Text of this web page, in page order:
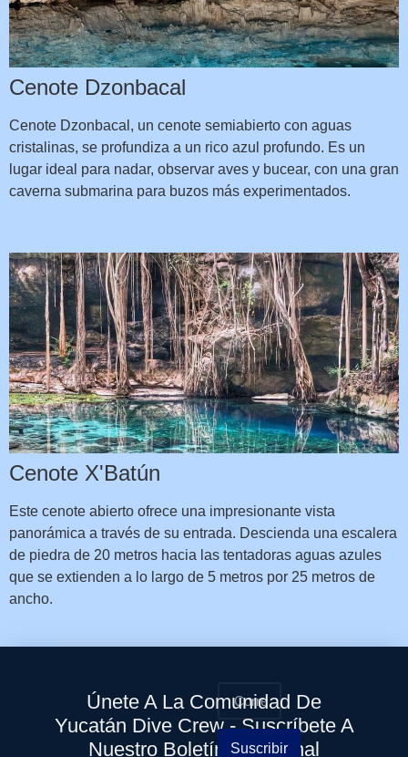
Cenote Dzonbacal
Cenote Dzonbacal, un cenote semiabierto con aguas
cristalinas, se profundiza a un rico azul profundo. Es un
lugar ideal para nadar, observar aves y bucear, con una gran
caverna submarina para buzos más experimentados.
Cenote X'Batún
Este cenote abierto ofrece una impresionante vista
panorámica a través de su entrada. Descienda una escalera
de piedra de 20 metros hacia las tentadoras aguas azules
que se extienden a lo largo de 5 metros por 25 metros de
ancho.
Únete A La Comunidad De
Yucatán Dive Crew - Suscríbete A
Nuestro Boletín Quincenal
Suscribir